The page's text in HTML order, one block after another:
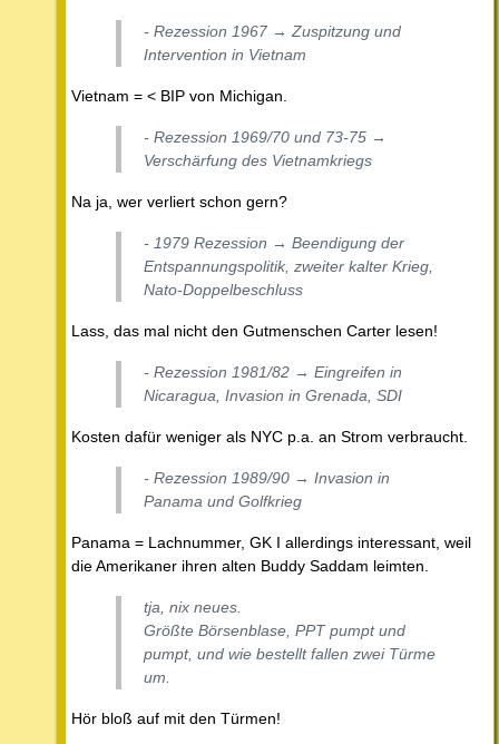
- Rezession 1967 → Zuspitzung und
Intervention in Vietnam
Vietnam = < BIP von Michigan.
- Rezession 1969/70 und 73-75 →
Verschärfung des Vietnamkriegs
Na ja, wer verliert schon gern?
- 1979 Rezession → Beendigung der
Entspannungspolitik, zweiter kalter Krieg,
Nato-Doppelbeschluss
Lass, das mal nicht den Gutmenschen Carter lesen!
- Rezession 1981/82 → Eingreifen in
Nicaragua, Invasion in Grenada, SDI
Kosten dafür weniger als NYC p.a. an Strom verbraucht.
- Rezession 1989/90 → Invasion in
Panama und Golfkrieg
Panama = Lachnummer, GK I allerdings interessant, weil
die Amerikaner ihren alten Buddy Saddam leimten.
tja, nix neues.
Größte Börsenblase, PPT pumpt und
pumpt, und wie bestellt fallen zwei Türme
um.
Hör bloß auf mit den Türmen!